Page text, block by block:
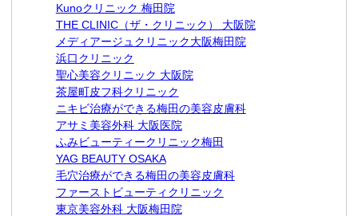
Kunoクリニック 梅田院
THE CLINIC（ザ・クリニック） 大阪院
メディアージュクリニック大阪梅田院
浜口クリニック
聖心美容クリニック 大阪院
茶屋町皮フ科クリニック
ニキビ治療ができる梅田の美容皮膚科
アサミ美容外科 大阪医院
ふみビューティークリニック梅田
YAG BEAUTY OSAKA
毛穴治療ができる梅田の美容皮膚科
ファーストビューティクリニック
東京美容外科 大阪梅田院